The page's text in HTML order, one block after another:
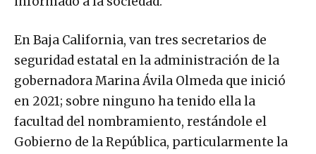
En Baja California, van tres secretarios de
seguridad estatal en la administración de la
gobernadora Marina Ávila Olmeda que inició
en 2021; sobre ninguno ha tenido ella la
facultad del nombramiento, restándole el
Gobierno de la República, particularmente la